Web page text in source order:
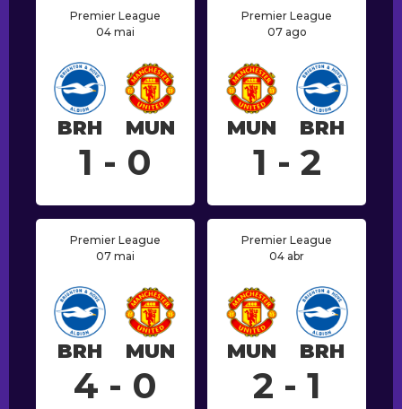
Premier League
04 mai
BRH MUN
1 - 0
Premier League
07 ago
MUN BRH
1 - 2
Premier League
07 mai
BRH MUN
4 - 0
Premier League
04 abr
MUN BRH
2 - 1